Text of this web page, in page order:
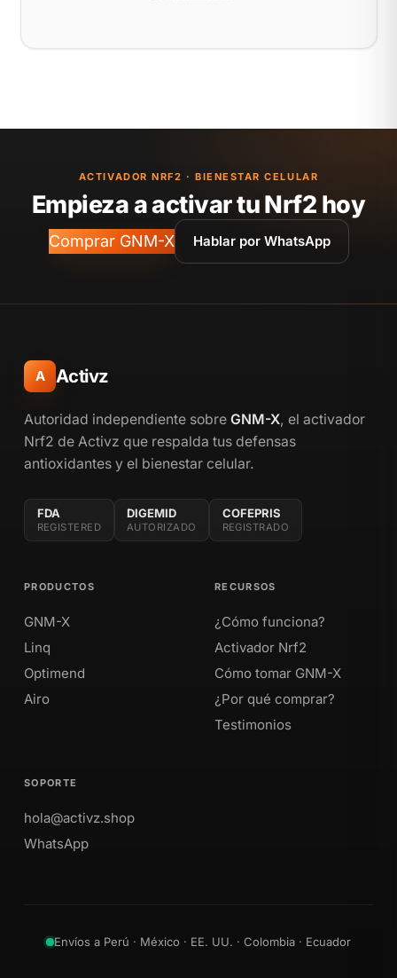
ACTIVADOR NRF2 · BIENESTAR CELULAR
Empieza a activar tu Nrf2 hoy
Comprar GNM-X Hablar por WhatsApp
A Activz
Autoridad independiente sobre GNM-X, el activador
Nrf2 de Activz que respalda tus defensas
antioxidantes y el bienestar celular.
FDA
REGISTERED
DIGEMID
AUTORIZADO
COFEPRIS
REGISTRADO
PRODUCTOS
GNM-X
Linq
Optimend
Airo
RECURSOS
¿Cómo funciona?
Activador Nrf2
Cómo tomar GNM-X
¿Por qué comprar?
Testimonios
SOPORTE
hola@activz.shop
WhatsApp
Envíos a Perú · México · EE. UU. · Colombia · Ecuador